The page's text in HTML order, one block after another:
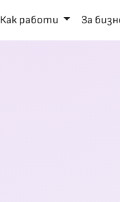
Как работи За